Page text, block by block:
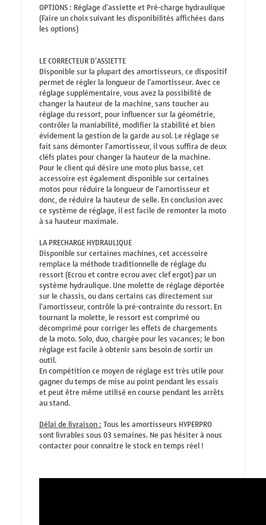
OPTIONS : Réglage d'assiette et Pré-charge hydraulique
(Faire un choix suivant les disponibilités affichées dans
les options)
LE CORRECTEUR D'ASSIETTE
Disponible sur la plupart des amortisseurs, ce dispositif
permet de régler la longueur de l'amortisseur. Avec ce
réglage supplémentaire, vous avez la possibilité de
changer la hauteur de la machine, sans toucher au
réglage du ressort, pour influencer sur la géométrie,
contrôler la maniabilité, modifier la stabilité et bien
évidement la gestion de la garde au sol. Le réglage se
fait sans démonter l'amortisseur, il vous suffira de deux
cléfs plates pour changer la hauteur de la machine.
Pour le client qui désire une moto plus basse, cet
accessoire est également disponible sur certaines
motos pour réduire la longueur de l'amortisseur et
donc, de réduire la hauteur de selle. En conclusion avec
ce système de réglage, il est facile de remonter la moto
à sa hauteur maximale.
LA PRECHARGE HYDRAULIQUE
Disponible sur certaines machines, cet accessoire
remplace la méthode traditionnelle de réglage du
ressort (Ecrou et contre ecrou avec clef ergot) par un
système hydraulique. Une molette de réglage déportée
sur le chassis, ou dans certains cas directement sur
l'amortisseur, contrôle la pré-contrainte du ressort. En
tournant la molette, le ressort est comprimé ou
décomprimé pour corriger les effets de chargements
de la moto. Solo, duo, chargée pour les vacances; le bon
réglage est facile à obtenir sans besoin de sortir un
outil.
En compétition ce moyen de réglage est très utile pour
gagner du temps de mise au point pendant les essais
et peut être même utilisé en course pendant les arrêts
au stand.
Délai de livraison :Tous les amortisseurs HYPERPRO
sont livrables sous 03 semaines. Ne pas hésiter à nous
contacter pour connaitre le stock en temps réel !